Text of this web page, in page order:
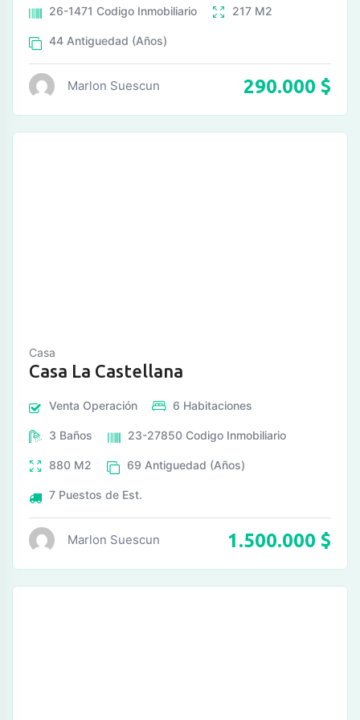
26-1471 Codigo Inmobiliario 217 M2
44 Antiguedad (Años)
Marlon Suescun 290.000 $
Casa
Casa La Castellana
Venta Operación 6 Habitaciones
3 Baños 23-27850 Codigo Inmobiliario
880 M2 69 Antiguedad (Años)
7 Puestos de Est.
Marlon Suescun 1.500.000 $